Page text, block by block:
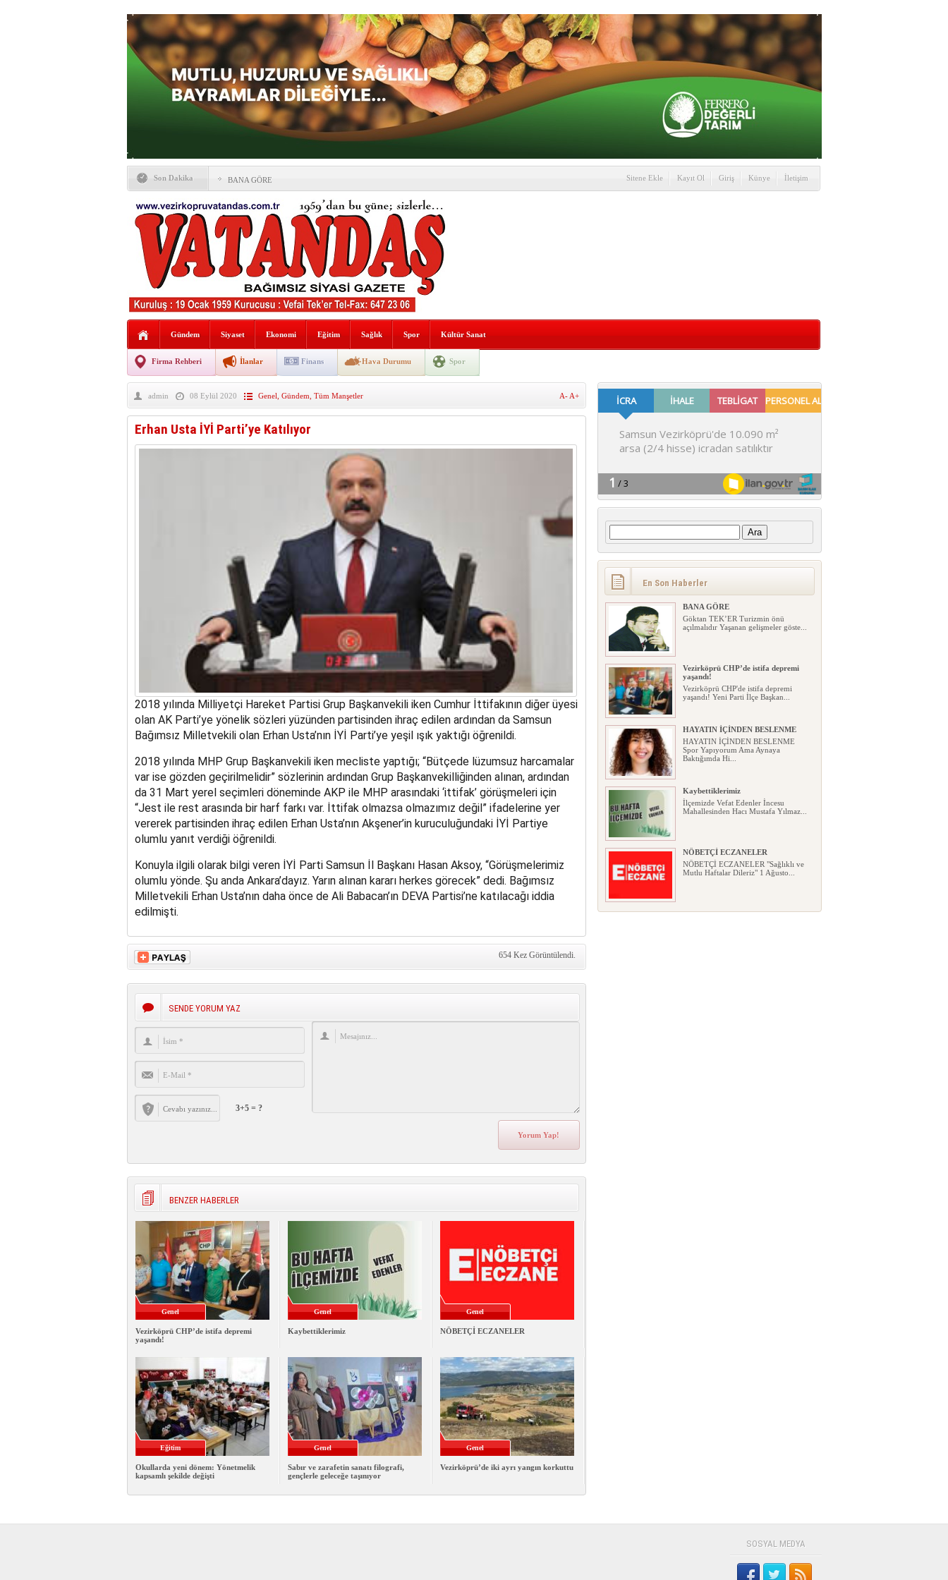
Son Dakika BANA GÖRE
Vezirköprü CHP’de istifa depremi yaşandı!
HAYATIN İÇİNDEN BESLENME
Kaybettiklerimiz
NÖBETÇİ ECZANELER
Okullarda yeni dönem: Yönetmelik kapsamlı şekilde
değişti
taşınıyor
Hafif ticari araç takla attı! 2’si Çocuk 5 Yaralı
“Yaz Seninle Güzel” doğa yürüyüşü
Sitene Ekle Kayıt Ol Giriş Künye İletişim
Gündem Siyaset Ekonomi Eğitim Sağlık Spor Kültür Sanat
Firma Rehberi İlanlar Finans Hava Durumu Spor
admin 08 Eylül 2020 Genel Gündem Tüm Manşetler A- A+
Erhan Usta İYİ Parti’ye Katılıyor
2018 yılında Milliyetçi Hareket Partisi Grup Başkanvekili iken Cumhur İttifakının diğer üyesi
olan AK Parti’ye yönelik sözleri yüzünden partisinden ihraç edilen ardından da Samsun
Bağımsız Milletvekili olan Erhan Usta’nın İYİ Parti’ye yeşil ışık yaktığı öğrenildi.
2018 yılında MHP Grup Başkanvekili iken mecliste yaptığı; “Bütçede lüzumsuz harcamalar
var ise gözden geçirilmelidir” sözlerinin ardından Grup Başkanvekilliğinden alınan, ardından
da 31 Mart yerel seçimleri döneminde AKP ile MHP arasındaki ‘ittifak’ görüşmeleri için
“Jest ile rest arasında bir harf farkı var. İttifak olmazsa olmazımız değil” ifadelerine yer
vererek partisinden ihraç edilen Erhan Usta’nın Akşener’in kuruculuğundaki İYİ Partiye
olumlu yanıt verdiği öğrenildi.
Konuyla ilgili olarak bilgi veren İYİ Parti Samsun İl Başkanı Hasan Aksoy, “Görüşmelerimiz
olumlu yönde. Şu anda Ankara’dayız. Yarın alınan kararı herkes görecek” dedi. Bağımsız
Milletvekili Erhan Usta’nın daha önce de Ali Babacan’ın DEVA Partisi’ne katılacağı iddia
edilmişti.
654 Kez Görüntülendi.
SENDE YORUM YAZ
3+5 = ?
BENZER HABERLER
Genel
Vezirköprü CHP’de istifa depremi
yaşandı!
Genel
Kaybettiklerimiz
Genel
NÖBETÇİ ECZANELER
Eğitim
Okullarda yeni dönem: Yönetmelik
kapsamlı şekilde değişti
Genel
Sabır ve zarafetin sanatı filografi,
gençlerle geleceğe taşınıyor
Genel
Vezirköprü’de iki ayrı yangın korkuttu
Arama:
En Son Haberler
BANA GÖRE
Göktan TEK’ER Turizmin önü
açılmalıdır Yaşanan gelişmeler göste...
Vezirköprü CHP’de istifa depremi
yaşandı!
Vezirköprü CHP'de istifa depremi
yaşandı! Yeni Parti İlçe Başkan...
HAYATIN İÇİNDEN BESLENME
HAYATIN İÇİNDEN BESLENME
Spor Yapıyorum Ama Aynaya
Baktığımda Hi...
Kaybettiklerimiz
İlçemizde Vefat Edenler İncesu
Mahallesinden Hacı Mustafa Yılmaz...
NÖBETÇİ ECZANELER
NÖBETÇİ ECZANELER "Sağlıklı ve
Mutlu Haftalar Dileriz" 1 Ağusto...
Okullarda yeni dönem: Yönetmelik
SOSYAL MEDYA